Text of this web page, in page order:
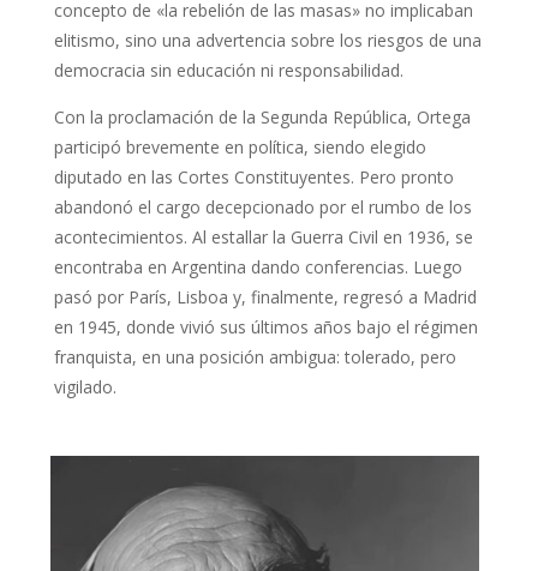
concepto de «la rebelión de las masas» no implicaban
elitismo, sino una advertencia sobre los riesgos de una
democracia sin educación ni responsabilidad.
Con la proclamación de la Segunda República, Ortega
participó brevemente en política, siendo elegido
diputado en las Cortes Constituyentes. Pero pronto
abandonó el cargo decepcionado por el rumbo de los
acontecimientos. Al estallar la Guerra Civil en 1936, se
encontraba en Argentina dando conferencias. Luego
pasó por París, Lisboa y, finalmente, regresó a Madrid
en 1945, donde vivió sus últimos años bajo el régimen
franquista, en una posición ambigua: tolerado, pero
vigilado.